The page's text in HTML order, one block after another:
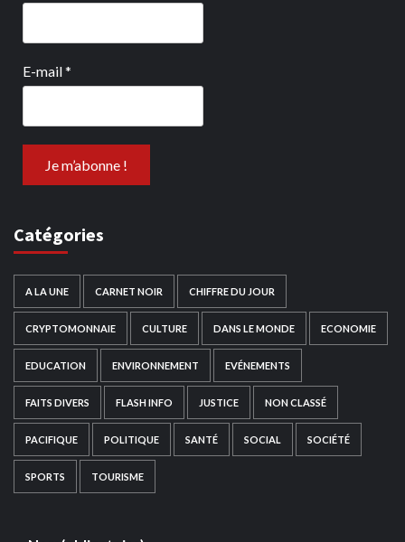
E-mail*
Catégories
A LA UNE CARNET NOIR CHIFFRE DU JOUR
CRYPTOMONNAIE CULTURE DANS LE MONDE ECONOMIE
EDUCATION ENVIRONNEMENT EVÉNEMENTS
FAITS DIVERS FLASH INFO JUSTICE NON CLASSÉ
PACIFIQUE POLITIQUE SANTÉ SOCIAL SOCIÉTÉ
SPORTS TOURISME